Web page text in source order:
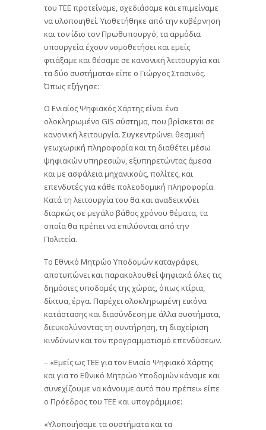
του ΤΕΕ προτείναμε, σχεδιάσαμε και επιμείναμε
να υλοποιηθεί. Υιοθετήθηκε από την κυβέρνηση
και τον ίδιο τον Πρωθυπουργό, τα αρμόδια
υπουργεία έχουν νομοθετήσει και εμείς
φτιάξαμε και θέσαμε σε κανονική λειτουργία και
τα δύο συστήματα» είπε ο Γιώργος Στασινός.
Όπως εξήγησε:
Ο Ενιαίος Ψηφιακός Χάρτης είναι ένα
ολοκληρωμένο GIS σύστημα, που βρίσκεται σε
κανονική λειτουργία. Συγκεντρώνει θεσμική
γεωχωρική πληροφορία και τη διαθέτει μέσω
ψηφιακών υπηρεσιών, εξυπηρετώντας άμεσα
και με ασφάλεια μηχανικούς, πολίτες, και
επενδυτές για κάθε πολεοδομική πληροφορία.
Κατά τη λειτουργία του θα και αναδεικνύει
διαρκώς σε μεγάλο βάθος χρόνου θέματα, τα
οποία θα πρέπει να επιλύονται από την
Πολιτεία.
Το Εθνικό Μητρώο Υποδομών καταγράφει,
αποτυπώνει και παρακολουθεί ψηφιακά όλες τις
δημόσιες υποδομές της χώρας, όπως κτίρια,
δίκτυα, έργα. Παρέχει ολοκληρωμένη εικόνα
κατάστασης και διασύνδεση με άλλα συστήματα,
διευκολύνοντας τη συντήρηση, τη διαχείριση
κινδύνων και τον προγραμματισμό επενδύσεων.
– «Εμείς ως ΤΕΕ για τον Ενιαίο Ψηφιακό Χάρτης
και για το Εθνικό Μητρώο Υποδομών κάναμε και
συνεχίζουμε να κάνουμε αυτό που πρέπει» είπε
ο Πρόεδρος του ΤΕΕ και υπογράμμισε:
«Υλοποιήσαμε τα συστήματα και τα